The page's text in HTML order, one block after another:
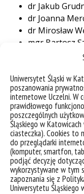
Uniwersytet Śląski w
poszanowania
internetowe Uczelni. W
prawidłowego
poszczególnych
Śląskiego w
ciasteczka). Cookies to
do przeglądarki
(komputer, smartfon,
podjąć decyzję
wykorzystywane w tym
zapoznania się z
Uniwersytetu Śląskiego
dr Jakub
dr Joanna
dr Mirosław
mgr Bartosz
deklaracja dostępności